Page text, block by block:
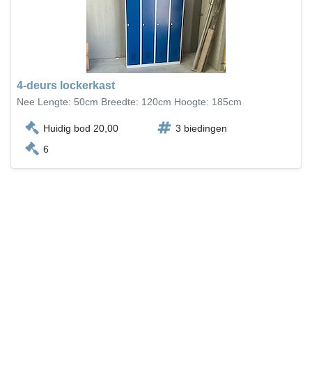
4-deurs lockerkast
Nee Lengte: 50cm Breedte: 120cm Hoogte: 185cm
Huidig bod 20,00
3 biedingen
6